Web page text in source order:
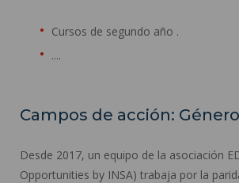
Cursos de segundo año .
....
Campos de acción: Género
Desde 2017, un equipo de la asociación
Opportunities by INSA) trabaja por la